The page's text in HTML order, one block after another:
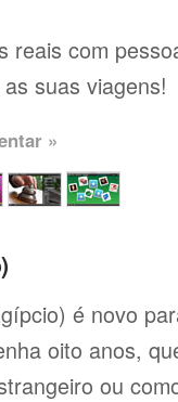
reais com
suas viagens!
»
é novo
oito anos,
ou